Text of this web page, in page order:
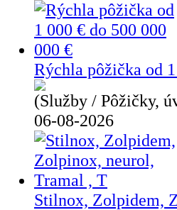
Rýchla pôžička od
(Služby / Pôžičky,
06-08-2026
Stilnox, Zolpidem,